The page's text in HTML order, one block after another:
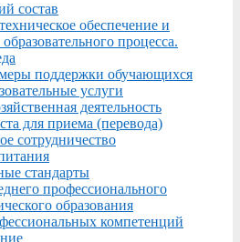
состав
обеспечение и
процесса.
поддержки обучающихся
услуги
деятельность
для приема (перевода)
сотрудничество
стандарты
профессионального
образования
компетенций